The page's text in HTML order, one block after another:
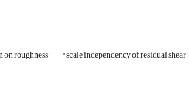
on roughness" "scale independency of residual shear"